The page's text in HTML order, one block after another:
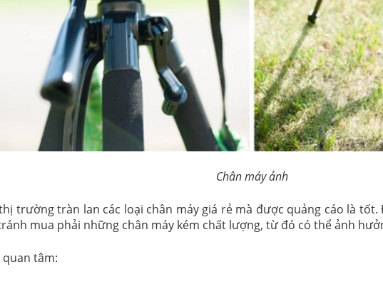
Chân máy ảnh
trường tràn lan các loại chân máy giá rẻ mà được quảng cáo là
mua phải những chân máy kém chất lượng, từ đó có thể ảnh
quan tâm: